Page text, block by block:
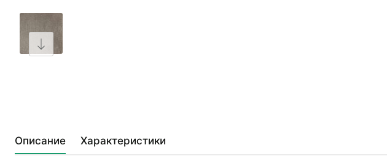
Описание Характеристики